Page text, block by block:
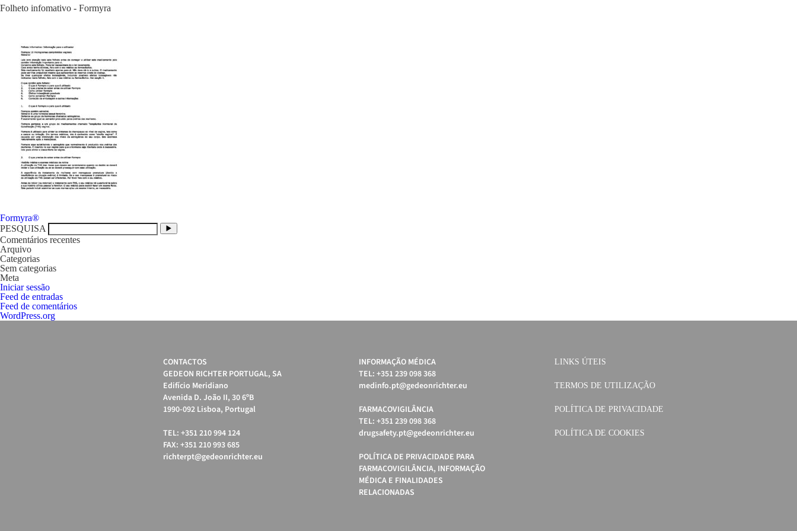
Folheto infomativo - Formyra
Navegação
de
artigos
Formyra®
PESQUISA
Comentários recentes
Arquivo
Categorias
Sem categorias
Meta
Iniciar sessão
Feed de entradas
Feed de comentários
WordPress.org
CONTACTOS
GEDEON RICHTER PORTUGAL, SA
Edifício Meridiano
Avenida D. João II, 30 6ºB
1990-092 Lisboa, Portugal
TEL: +351 210 994 124
FAX: +351 210 993 685
richterpt@gedeonrichter.eu
INFORMAÇÃO MÉDICA
TEL: +351 239 098 368
medinfo.pt@gedeonrichter.eu
FARMACOVIGILÂNCIA
TEL: +351 239 098 368
drugsafety.pt@gedeonrichter.eu
POLÍTICA DE PRIVACIDADE PARA
FARMACOVIGILÂNCIA, INFORMAÇÃO
MÉDICA E FINALIDADES
RELACIONADAS
LINKS ÚTEIS
TERMOS DE UTILIZAÇÃO
POLÍTICA DE PRIVACIDADE
POLÍTICA DE COOKIES